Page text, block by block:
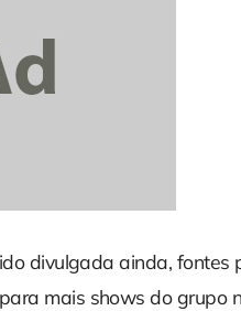
divulgada ainda, fontes
mais shows do grupo